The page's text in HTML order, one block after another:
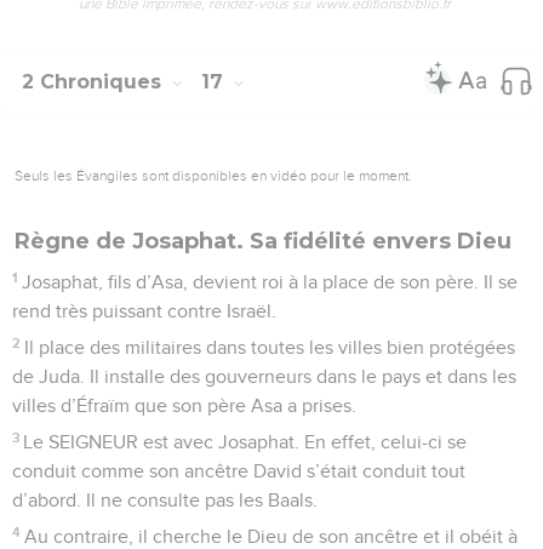
2 Chroniques 17
Seuls les Évangiles sont disponibles en vidéo pour le moment.
Règne de Josaphat. Sa fidélité envers Dieu
1 Josaphat, fils d’Asa, devient roi à la place de son père. Il se
rend très puissant contre Israël.
2 Il place des militaires dans toutes les villes bien protégées
de Juda. Il installe des gouverneurs dans le pays et dans les
villes d’Éfraïm que son père Asa a prises.
3 Le SEIGNEUR est avec Josaphat. En effet, celui-ci se
conduit comme son ancêtre David s’était conduit tout
d’abord. Il ne consulte pas les Baals.
4 Au contraire, il cherche le Dieu de son ancêtre et il obéit à